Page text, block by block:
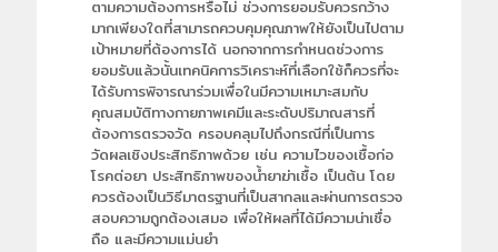
ตามความต้องการหรือไม่ ช่วงการยอมรับควรกว้าง
มากเพียงใดที่สามารถควบคุมคุณภาพให้ยังเป็นไปตาม
เป้าหมายที่ต้องการได้ นอกจากการกำหนดช่วงการ
ยอมรับแล้วนั้นเทคนิคการวิเคราะห์ที่เลือกใช้ก็ควรที่จะ
ได้รับการพิจารณาร่วมเพื่อในมีความเหมาะสมกับ
คุณสมบัติทางกายภาพเคมีและระดับปริมาณสารที่
ต้องการตรวจวัด ครอบคลุมไปถึงกรณีที่เป็นการ
วัดผลเชิงประสิทธิภาพด้วย เช่น ความไวของเชื้อก่อ
โรคต่อยา ประสิทธิภาพของน้ำยาฆ่าเชื้อ เป็นต้น โดย
ควรต้องเป็นวิธีมาตรฐานที่เป็นสากลและผ่านการตรวจ
สอบความถูกต้องเสมอ เพื่อให้ผลที่ได้มีความน่าเชื่อ
ถือ และมีความแม่นยำ